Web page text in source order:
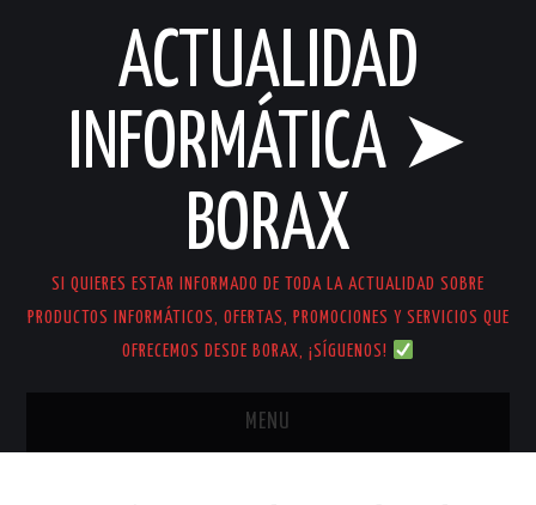
ACTUALIDAD
INFORMÁTICA ➤
BORAX
SI QUIERES ESTAR INFORMADO DE TODA LA ACTUALIDAD SOBRE
PRODUCTOS INFORMÁTICOS, OFERTAS, PROMOCIONES Y SERVICIOS QUE
OFRECEMOS DESDE BORAX, ¡SÍGUENOS!
MENU